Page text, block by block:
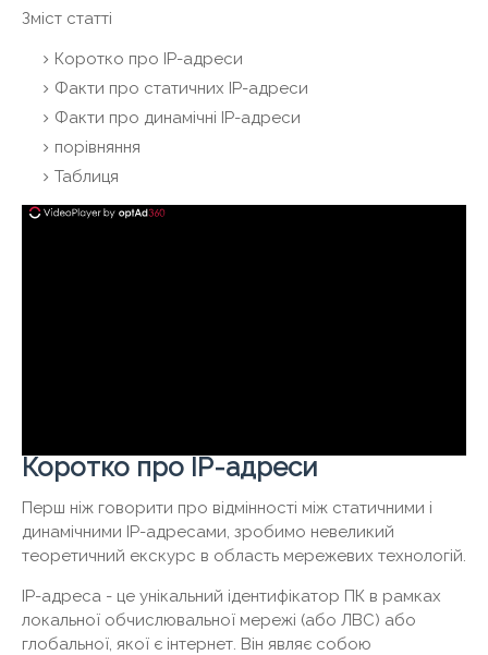
Зміст статті
Коротко про IP-адреси
Факти про статичних IP-адреси
Факти про динамічні IP-адреси
порівняння
Таблиця
Коротко про IP-адреси
Перш ніж говорити про відмінності між статичними і
динамічними IP-адресами, зробимо невеликий
теоретичний екскурс в область мережевих технологій.
IP-адреса - це унікальний ідентифікатор ПК в рамках
локальної обчислювальної мережі (або ЛВС) або
глобальної, якої є інтернет. Він являє собою